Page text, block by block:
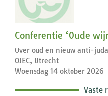
Conferentie ‘Oude
Over oud en nieuw anti-
OJEC, Utrecht
Woensdag 14 oktober 2026
Vaste